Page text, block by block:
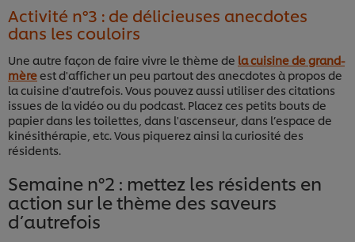
Activité n°3 : de délicieuses anecdotes
dans les couloirs
Une autre façon de faire vivre le thème de la cuisine de grand-
mèreest d'afficher un peu partout des anecdotes à propos de
la cuisine d'autrefois. Vous pouvez aussi utiliser des citations
issues de la vidéo ou du podcast. Placez ces petits bouts de
papier dans les toilettes, dans l'ascenseur, dans l’espace de
kinésithérapie, etc. Vous piquerez ainsi la curiosité des
résidents.
Semaine n°2 : mettez les résidents en
action sur le thème des saveurs
d’autrefois